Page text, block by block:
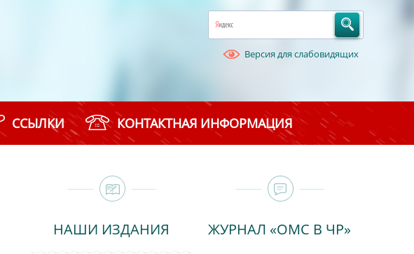
Версия для слабовидящих
ССЫЛКИ КОНТАКТНАЯ ИНФОРМАЦИЯ
НАШИ ИЗДАНИЯ ЖУРНАЛ «ОМС В ЧР»